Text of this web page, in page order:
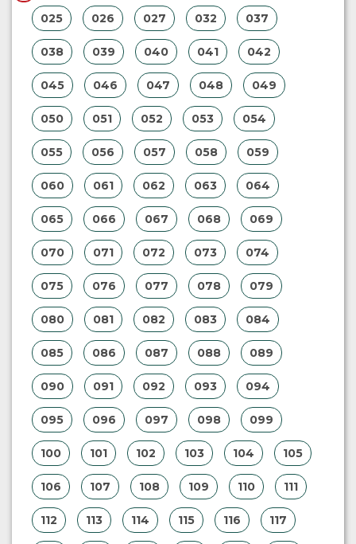
025 026 027 032 037
038 039 040 041 042
045 046 047 048 049
050 051 052 053 054
055 056 057 058 059
060 061 062 063 064
065 066 067 068 069
070 071 072 073 074
075 076 077 078 079
080 081 082 083 084
085 086 087 088 089
090 091 092 093 094
095 096 097 098 099
100 101 102 103 104 105
106 107 108 109 110 111
112 113 114 115 116 117